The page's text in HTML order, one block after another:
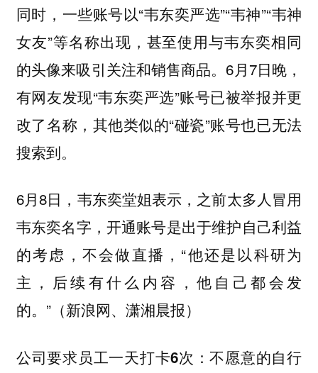
同时，一些账号以“韦东奕严选”“韦神”“韦神
女友”等名称出现，甚至使用与韦东奕相同
的头像来吸引关注和销售商品。6月7日晚，
有网友发现“韦东奕严选”账号已被举报并更
改了名称，其他类似的“碰瓷”账号也已无法
搜索到。
6月8日，韦东奕堂姐表示，之前太多人冒用
韦东奕名字，开通账号是出于维护自己利益
的考虑，不会做直播，“他还是以科研为
主，后续有什么内容，他自己都会发
的。”（新浪网、潇湘晨报）
公司要求员工一天打卡6次：不愿意的自行